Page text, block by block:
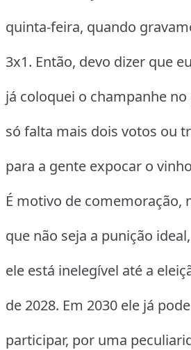
quinta-feira, quando
3x1. Então, devo dizer que eu
já coloquei o champanhe no
só falta mais dois votos ou
para a gente expocar o
É motivo de comemoração,
que não seja a punição ideal,
ele está inelegível até a
de 2028. Em 2030 ele já pode
participar, por uma